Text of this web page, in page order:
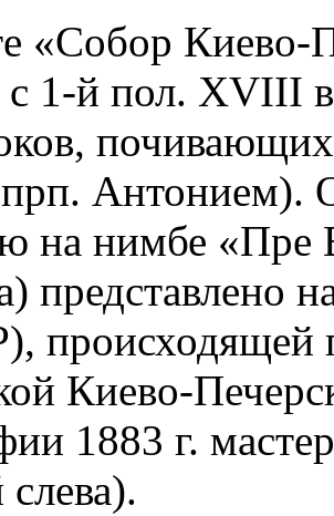
«Собор Киево-
с 1-й пол. XVIII
прп. Антонием).
на нимбе «Пре
представлено
происходящей
Киево-
1883 г.